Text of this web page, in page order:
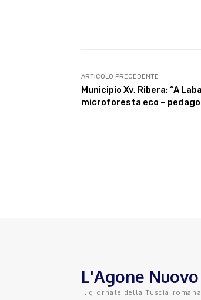
ARTICOLO PRECEDENTE
Municipio Xv, Ribera: “A
microforesta eco –
L'Agone Nuovo
Il giornale della Tuscia romana